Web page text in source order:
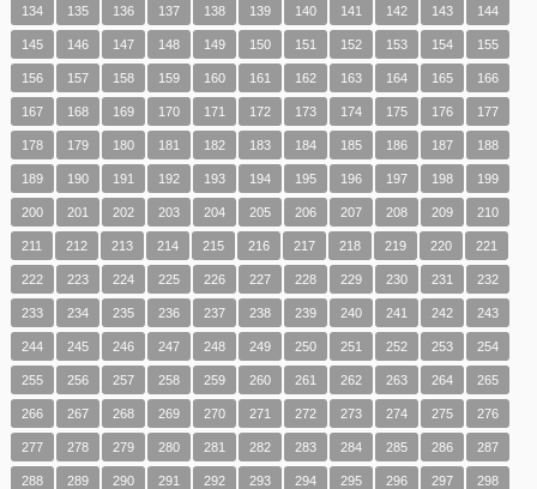
134 135 136 137 138 139 140 141 142 143 144
145 146 147 148 149 150 151 152 153 154 155
156 157 158 159 160 161 162 163 164 165 166
167 168 169 170 171 172 173 174 175 176 177
178 179 180 181 182 183 184 185 186 187 188
189 190 191 192 193 194 195 196 197 198 199
200 201 202 203 204 205 206 207 208 209 210
211 212 213 214 215 216 217 218 219 220 221
222 223 224 225 226 227 228 229 230 231 232
233 234 235 236 237 238 239 240 241 242 243
244 245 246 247 248 249 250 251 252 253 254
255 256 257 258 259 260 261 262 263 264 265
266 267 268 269 270 271 272 273 274 275 276
277 278 279 280 281 282 283 284 285 286 287
288 289 290 291 292 293 294 295 296 297 298